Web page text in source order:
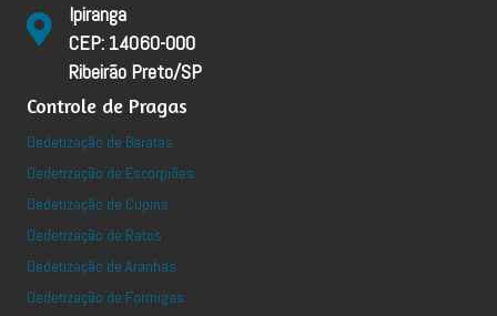
Ipiranga
CEP: 14060-000
Ribeirão Preto/SP
Controle de Pragas
Dedetização de Baratas
Dedetização de Escorpiões
Dedetização de Cupins
Dedetização de Ratos
Dedetização de Aranhas
Dedetização de Formigas